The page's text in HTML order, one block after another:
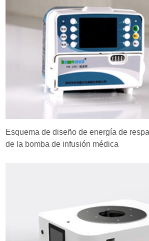
Esquema de diseño de energía de
de la bomba de infusión médica